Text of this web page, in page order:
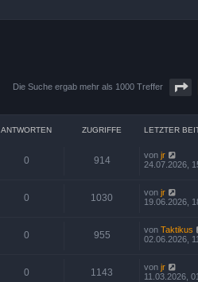
Die Suche ergab mehr als 1000 Treffer
ANTWORTEN ZUGRIFFE LETZTER
0 914 von jr
24.07.2026,
0 1030 von jr
19.06.2026,
0 955 von Taktikus
02.06.2026,
0 1143 von jr
11.03.2026,